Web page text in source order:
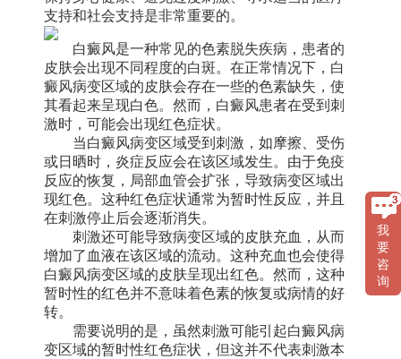
支持和社会支持是非常重要的。
白癜风是一种常见的色素脱失疾病，患者的
皮肤会出现不同程度的白斑。在正常情况下，白
癜风病变区域的皮肤会存在一些的色素缺失，使
其看起来呈现白色。然而，白癜风患者在受到刺
激时，可能会出现红色症状。
当白癜风病变区域受到刺激，如摩擦、受伤
或日晒时，炎症反应会在该区域发生。由于免疫
反应的恢复，局部血管会扩张，导致病变区域出
现红色。这种红色症状通常为暂时性反应，并且
在刺激停止后会逐渐消失。
刺激还可能导致病变区域的皮肤充血，从而
增加了血液在该区域的流动。这种充血也会使得
白癜风病变区域的皮肤呈现出红色。然而，这种
暂时性的红色并不意味着色素的恢复或病情的好
转。
需要说明的是，虽然刺激可能引起白癜风病
变区域的暂时性红色症状，但这并不代表刺激本
我
要
咨
询